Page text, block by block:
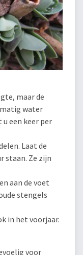
maar de
water
een keer per
Laat de
staan. Ze zijn
aan de voet
stengels
in het voorjaar.
voor